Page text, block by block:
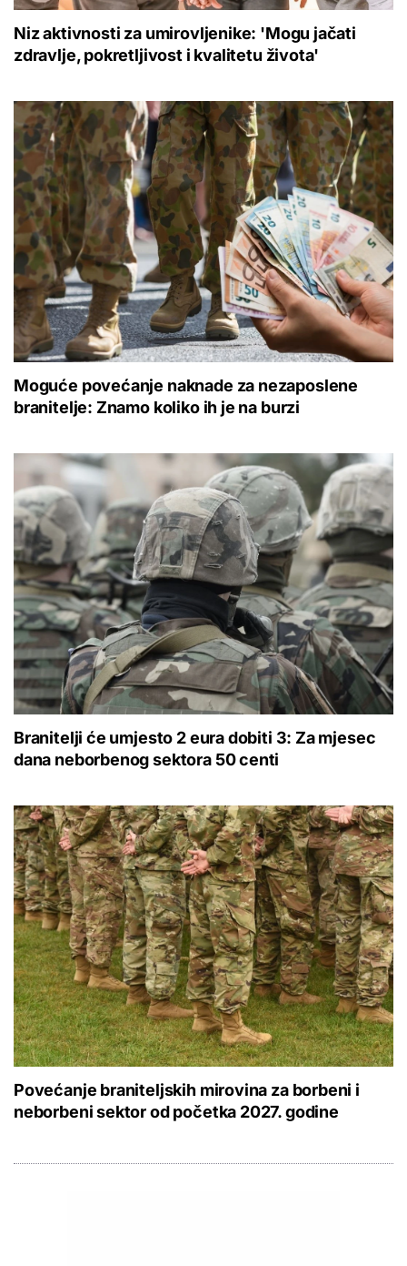
Niz aktivnosti za umirovljenike: 'Mogu jačati
zdravlje, pokretljivost i kvalitetu života'
Moguće povećanje naknade za nezaposlene
branitelje: Znamo koliko ih je na burzi
Branitelji će umjesto 2 eura dobiti 3: Za mjesec
dana neborbenog sektora 50 centi
Povećanje braniteljskih mirovina za borbeni i
neborbeni sektor od početka 2027. godine